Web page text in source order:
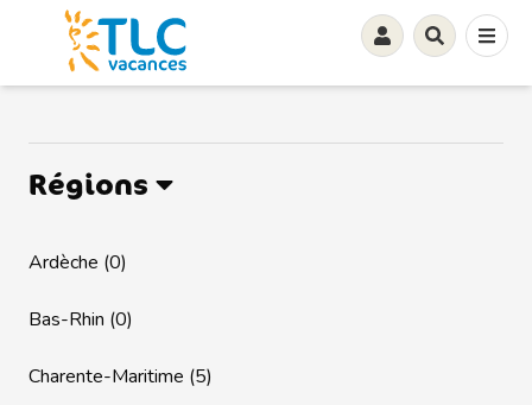
Régions
Ardèche (0)
Bas-Rhin (0)
Charente-Maritime (5)